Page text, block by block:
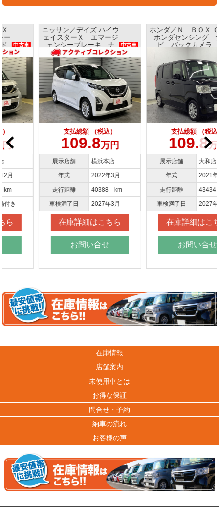
ニッサン／デイズ ハイウ
ェイスターＸ エマージ
ェンシーブレーキ ナ
ビ アラウンドビューモ
ニター インテリキー
中古車
支払総額 （税込）
109.8万円
横浜本店
2022年3月
40388 km
2027年3月
在庫詳細はこちら
お問い合せ
ホンダ／Ｎ ＢＯＸ Ｇ
ホンダセンシング ナ
ビ バックカメラ
ETC プッシュスタート
中古車
支払総額 （税込）
109.8万円
大和店
2021年3月
43434 km
2027年3月
在庫詳細はこちら
お問い合せ
在庫情報
店舗案内
未使用車とは
お得な保証
問合せ・予約
納車の流れ
お客様の声